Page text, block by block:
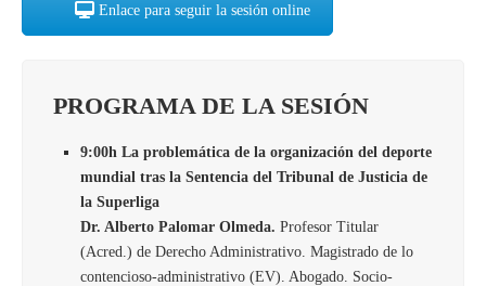
Enlace para seguir la sesión online
PROGRAMA DE LA SESIÓN
9:00h La problemática de la organización del deporte
mundial tras la Sentencia del Tribunal de Justicia de
la Superliga
Dr. Alberto Palomar Olmeda. Profesor Titular
(Acred.) de Derecho Administrativo. Magistrado de lo
contencioso-administrativo (EV). Abogado. Socio-